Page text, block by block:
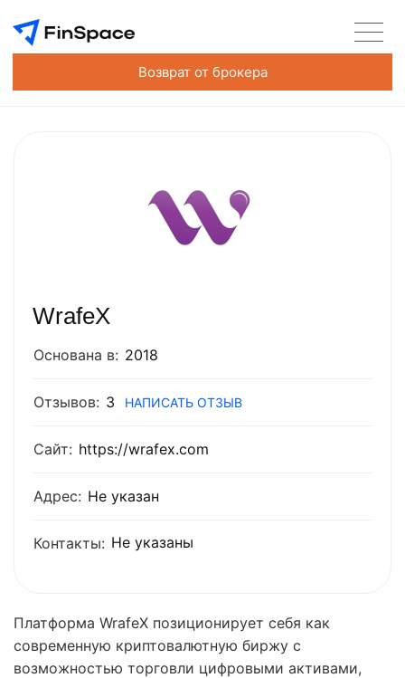
Возврат от брокера
WrafeX
Основана в: 2018
Отзывов: 3 НАПИСАТЬ ОТЗЫВ
Сайт: https://wrafex.com
Адрес: Не указан
Контакты: Не указаны
Платформа WrafeX позиционирует себя как
современную криптовалютную биржу с
возможностью торговли цифровыми активами,